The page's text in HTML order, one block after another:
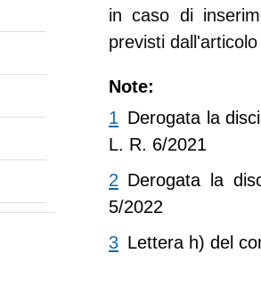
in caso di
previsti
Note:
1 Derogata la
L. R. 6/2021
2 Derogata la
5/2022
3 Lettera h) del